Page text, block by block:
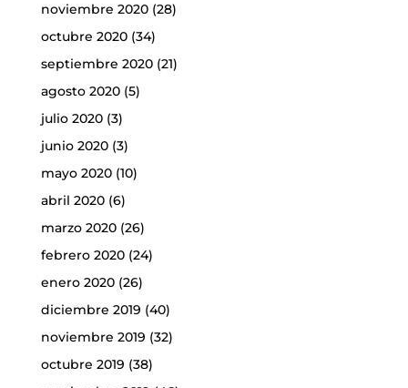
noviembre 2020(28)
octubre 2020(34)
septiembre 2020(21)
agosto 2020(5)
julio 2020(3)
junio 2020(3)
mayo 2020(10)
abril 2020(6)
marzo 2020(26)
febrero 2020(24)
enero 2020(26)
diciembre 2019 (40)
noviembre 2019 (32)
octubre 2019 (38)